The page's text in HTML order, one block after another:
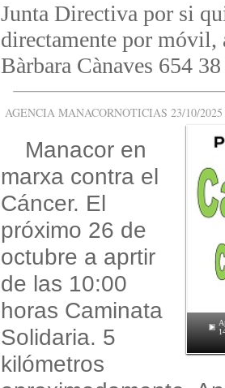
Junta Directiva por si
directamente por
Bàrbara Cànaves 654
AGENCIA MANACORNOTICIAS 23/10/
Manacor en
marxa contra el
Cáncer. El
próximo 26 de
octubre a aprtir
de las 10:00
horas Caminata
Solidaria. 5
kilómetros